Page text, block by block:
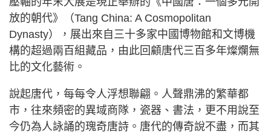
放的朝代》（Tang China: A Cosmopolitan
Dynasty），展出來自三十多家中國博物館和文博機
構的超過兩百組藏品，由此回顧唐代三百多年燦爛無
比的文化藝術。
說起唐代，每每令人浮想聯翩。人聲鼎沸的繁華都
市，往來頻密的異域商隊，瓷器、書法，更不用說至
今仍為人詠誦的瑰奇唐詩。唐代的傳奇說不盡，而其